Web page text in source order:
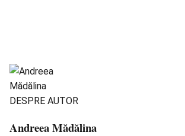
DESPRE AUTOR
Andreea Mădălina